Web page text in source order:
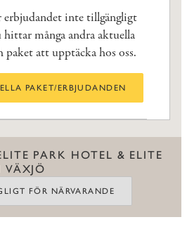
erbjudandet inte tillgängligt
många andra aktuella
paket att upptäcka hos oss.
PAKET/ERBJUDANDEN
PARK HOTEL & ELITE
VÄXJÖ
FÖR NÄRVARANDE